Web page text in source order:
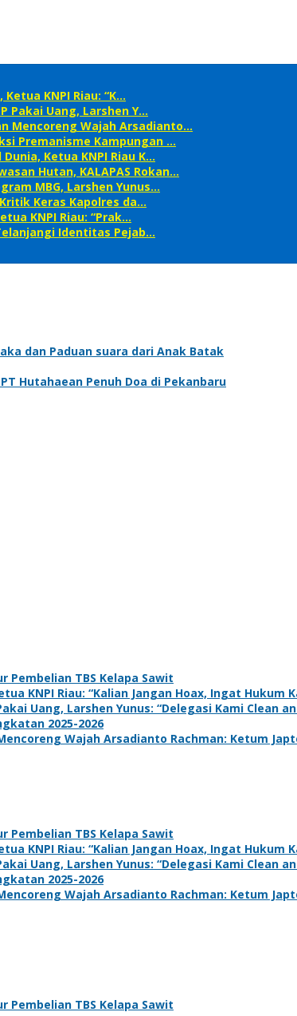
KNPI Riau: “K…
Pakai Uang, Larshen Y…
Mencoreng Wajah Arsadianto…
Premanisme Kampungan …
Ketua KNPI Riau K…
Hutan, KALAPAS Rokan…
MBG, Larshen Yunus…
Keras Kapolres da…
KNPI Riau: “Prak…
Identitas Pejab…
dan Paduan suara dari Anak Batak
Hutahaean Penuh Doa di Pekanbaru
Pembelian TBS Kelapa Sawit
KNPI Riau: “Kalian Jangan Hoax, Ingat Hukum
Uang, Larshen Yunus: “Delegasi Kami Clean
2025-2026
Wajah Arsadianto Rachman: Ketum
Pembelian TBS Kelapa Sawit
KNPI Riau: “Kalian Jangan Hoax, Ingat Hukum
Uang, Larshen Yunus: “Delegasi Kami Clean
2025-2026
Wajah Arsadianto Rachman: Ketum
Pembelian TBS Kelapa Sawit